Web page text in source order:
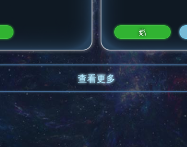
蟲
查看更多